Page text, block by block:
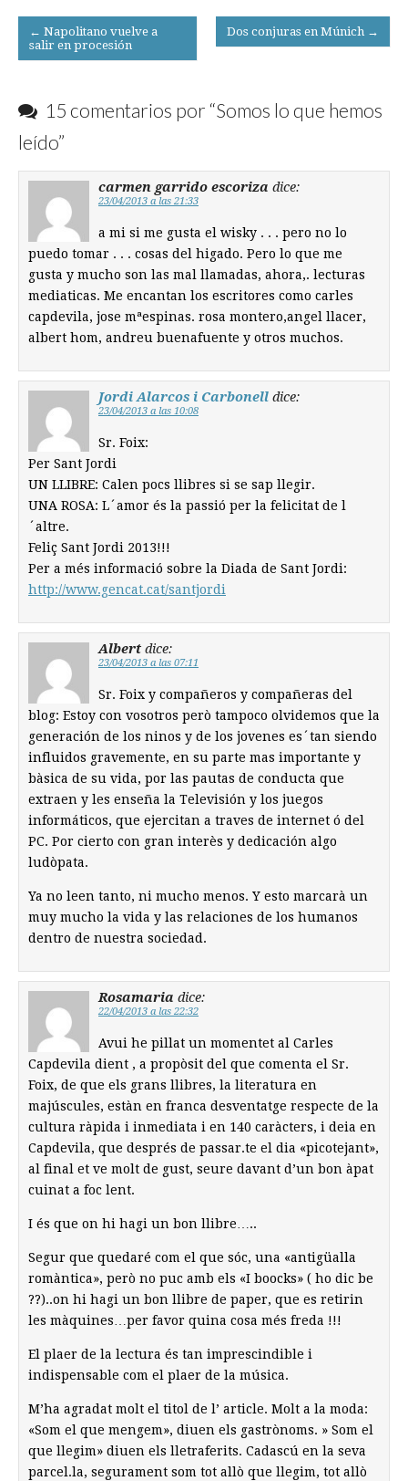
Post
navigation
← Napolitano vuelve a
salir en procesión
Dos conjuras en Múnich →
15 comentarios por “Somos lo que hemos
leído”
carmen garrido escoriza dice:
23/04/2013 a las 21:33
a mi si me gusta el wisky . . . pero no lo
puedo tomar . . . cosas del higado. Pero lo que me
gusta y mucho son las mal llamadas, ahora,. lecturas
mediaticas. Me encantan los escritores como carles
capdevila, jose mªespinas. rosa montero,angel llacer,
albert hom, andreu buenafuente y otros muchos.
Jordi Alarcos i Carbonell dice:
23/04/2013 a las 10:08
Sr. Foix:
Per Sant Jordi
UN LLIBRE: Calen pocs llibres si se sap llegir.
UNA ROSA: L´amor és la passió per la felicitat de l
´altre.
Feliç Sant Jordi 2013!!!
Per a més informació sobre la Diada de Sant Jordi:
http://www.gencat.cat/santjordi
Albert dice:
23/04/2013 a las 07:11
Sr. Foix y compañeros y compañeras del
blog: Estoy con vosotros però tampoco olvidemos que la
generación de los ninos y de los jovenes es´tan siendo
influidos gravemente, en su parte mas importante y
bàsica de su vida, por las pautas de conducta que
extraen y les enseña la Televisión y los juegos
informáticos, que ejercitan a traves de internet ó del
PC. Por cierto con gran interès y dedicación algo
ludòpata.
Ya no leen tanto, ni mucho menos. Y esto marcarà un
muy mucho la vida y las relaciones de los humanos
dentro de nuestra sociedad.
Rosamaria dice:
22/04/2013 a las 22:32
Avui he pillat un momentet al Carles
Capdevila dient , a propòsit del que comenta el Sr.
Foix, de que els grans llibres, la literatura en
majúscules, estàn en franca desventatge respecte de la
cultura ràpida i inmediata i en 140 caràcters, i deia en
Capdevila, que després de passar.te el dia «picotejant»,
al final et ve molt de gust, seure davant d’un bon àpat
cuinat a foc lent.
I és que on hi hagi un bon llibre…..
Segur que quedaré com el que sóc, una «antigüalla
romàntica», però no puc amb els «I boocks» ( ho dic be
??)..on hi hagi un bon llibre de paper, que es retirin
les màquines…per favor quina cosa més freda !!!
El plaer de la lectura és tan imprescindible i
indispensable com el plaer de la música.
M’ha agradat molt el titol de l’ article. Molt a la moda:
«Som el que mengem», diuen els gastrònoms. » Som el
que llegim» diuen els lletraferits. Cadascú en la seva
parcel.la, segurament som tot allò que llegim, tot allò